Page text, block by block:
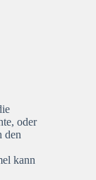
oder
den
kann